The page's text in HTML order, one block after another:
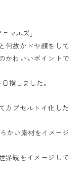
マルズ」
何故かドヤ顔をして
かわいいポイントで
指しました。
カプセルトイ化した
かい素材をイメージ
界観をイメージして